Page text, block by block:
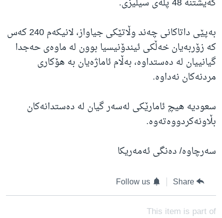
بەپێی داتاکانی چەند وڵاتێکی جیاواز، لانیکەم 240 کەس
کە زۆربەیان خەڵکی ئیندۆنیسیا بوون لە ماوەی حەجدا
گیانییان لە دەستداوە، بەڵام ئاماژەیان بە هۆکاری
مردنەکان نەداوە.
سعودیە هیچ ئامارێکی لەسەر گیان لە دەستدانەکان
بڵاونەکردووەتەوە.
سەرچاوە/ دەنگی ئەمەریکا
Share
Follow us
This item is part of